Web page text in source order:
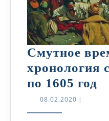
Смутное
хронология
по 1605 год
08.02.2020 08.02.2020
|